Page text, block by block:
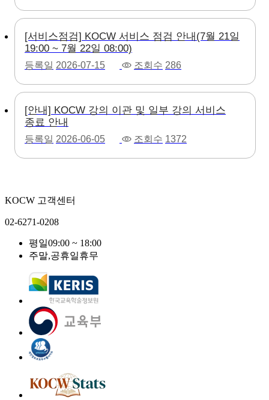
[서비스점검] KOCW 서비스 점검 안내(7월 21일
19:00 ~ 7월 22일 08:00)
등록일 2026-07-15 조회수 286
[안내] KOCW 강의 이관 및 일부 강의 서비스
종료 안내
등록일 2026-06-05 조회수 1372
KOCW 고객센터
02-6271-0208
평일09:00 ~ 18:00
주말,공휴일휴무